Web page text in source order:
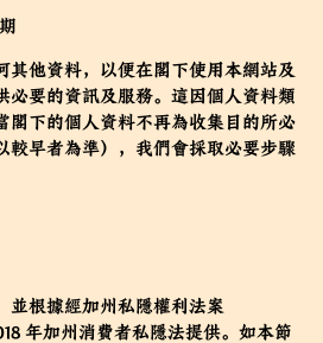
其他資料，以便在閣下使用本網站及
必要的資訊及服務。這因個人資料類
閣下的個人資料不再為收集目的所必
較早者為準），我們會採取必要步驟
並根據經加州私隱權利法案
年加州消費者私隱法提供。如本節